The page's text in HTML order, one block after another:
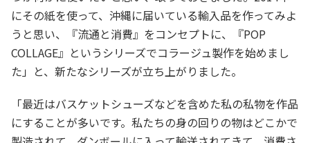
にその紙を使って、沖縄に届いている輸入品を作ってみよ
うと思い、『流通と消費』をコンセプトに、『POP
COLLAGE』というシリーズでコラージュ製作を始めまし
た」と、新たなシリーズが立ち上がりました。
「最近はバスケットシューズなどを含めた私の私物を作品
にすることが多いです。私たちの身の回りの物はどこかで